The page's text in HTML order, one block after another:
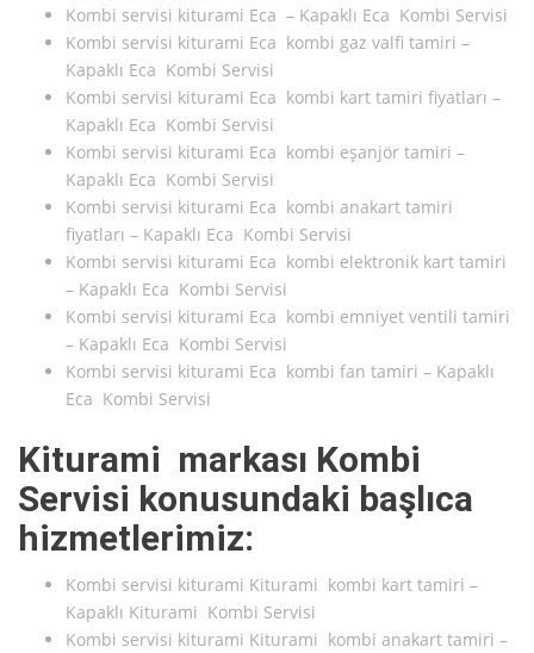
Kombi servisi kiturami Eca – Kapaklı Eca Kombi Servisi
Kombi servisi kiturami Eca kombi gaz valfi tamiri –
Kapaklı Eca Kombi Servisi
Kombi servisi kiturami Eca kombi kart tamiri fiyatları –
Kapaklı Eca Kombi Servisi
Kombi servisi kiturami Eca kombi eşanjör tamiri –
Kapaklı Eca Kombi Servisi
Kombi servisi kiturami Eca kombi anakart tamiri
fiyatları – Kapaklı Eca Kombi Servisi
Kombi servisi kiturami Eca kombi elektronik kart tamiri
– Kapaklı Eca Kombi Servisi
Kombi servisi kiturami Eca kombi emniyet ventili tamiri
– Kapaklı Eca Kombi Servisi
Kombi servisi kiturami Eca kombi fan tamiri – Kapaklı
Eca Kombi Servisi
Kiturami markası Kombi
Servisi konusundaki başlıca
hizmetlerimiz:
Kombi servisi kiturami Kiturami kombi kart tamiri –
Kapaklı Kiturami Kombi Servisi
Kombi servisi kiturami Kiturami kombi anakart tamiri –